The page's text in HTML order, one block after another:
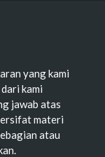
yang kami
kami
jawab atas
materi
atau